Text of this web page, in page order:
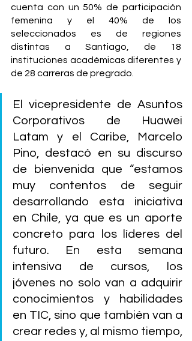
cuenta con un 50% de participación
femenina y el 40% de los
seleccionados es de regiones
distintas a Santiago, de 18
instituciones académicas diferentes y
de 28 carreras de pregrado.
El vicepresidente de Asuntos
Corporativos de Huawei
Latam y el Caribe, Marcelo
Pino, destacó en su discurso
de bienvenida que “estamos
muy contentos de seguir
desarrollando esta iniciativa
en Chile, ya que es un aporte
concreto para los líderes del
futuro. En esta semana
intensiva de cursos, los
jóvenes no solo van a adquirir
conocimientos y habilidades
en TIC, sino que también van a
crear redes y, al mismo tiempo,